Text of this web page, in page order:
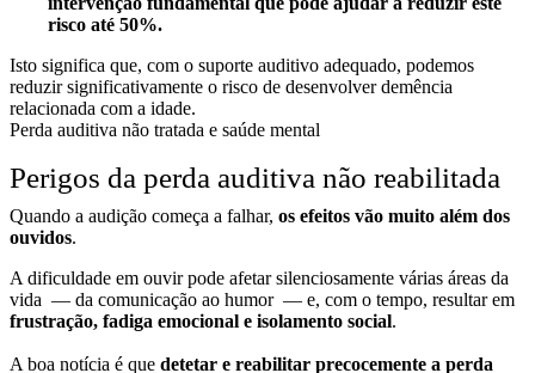
risco até 50%.
Isto significa que, com o suporte auditivo adequado, podemos
reduzir significativamente o risco de desenvolver demência
relacionada com a idade.
Perda auditiva não tratada e saúde mental
Perigos da perda auditiva não reabilitada
Quando a audição começa a falhar, os efeitos vão muito além dos
ouvidos.
A dificuldade em ouvir pode afetar silenciosamente várias áreas da
vida — da comunicação ao humor — e, com o tempo, resultar em
frustração, fadiga emocional e isolamento social.
A boa notícia é que detetar e reabilitar precocemente a perda